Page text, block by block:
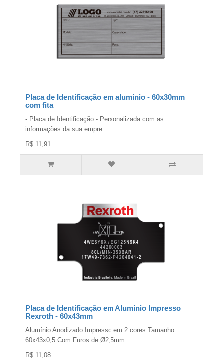
Placa de Identificação em alumínio - 60x30mm
com fita
- Placa de Identificação - Personalizada com as
informações da sua empre..
R$ 11,91
Placa de Identificação em Alumínio Impresso
Rexroth - 60x43mm
Alumínio Anodizado Impresso em 2 cores Tamanho
60x43x0,5 Com Furos de Ø2,5mm ..
R$ 11,08